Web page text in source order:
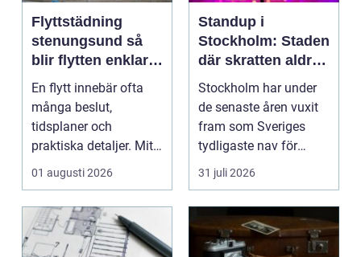
Flyttstädning
stenungsund så
blir flytten enklare
och mer trygg
En flytt innebär ofta
många beslut,
tidsplaner och
praktiska detaljer. Mitt
i allt hamnar
flyttstädn...
01 augusti 2026
Standup i
Stockholm: Staden
där skratten aldrig
tar paus
Stockholm har under
de senaste åren vuxit
fram som Sveriges
tydligaste nav för
livehumor....
31 juli 2026